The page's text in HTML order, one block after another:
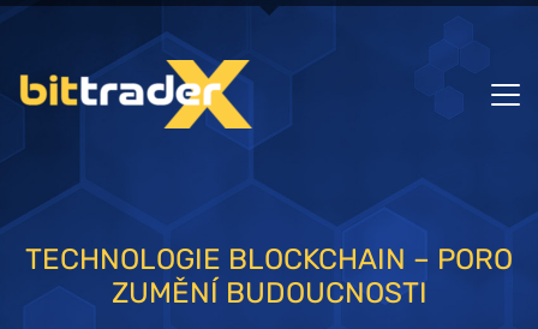
TECHNOLOGIE BLOCKCHAIN – PORO
ZUMĚNÍ BUDOUCNOSTI